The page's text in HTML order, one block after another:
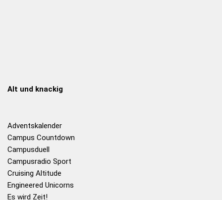
Alt und knackig
Adventskalender
Campus Countdown
Campusduell
Campusradio Sport
Cruising Altitude
Engineered Unicorns
Es wird Zeit!